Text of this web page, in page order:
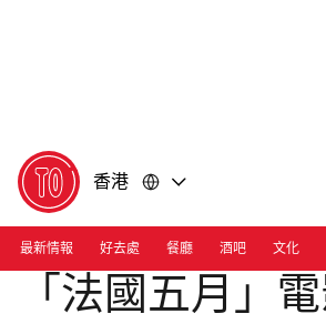
香港
最新情報 好去處 餐廳 酒吧 文化
「法國五月」